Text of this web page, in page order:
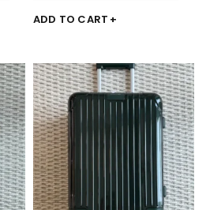
ADD TO CART